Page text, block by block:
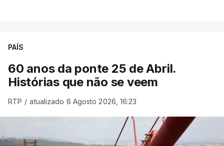
PAÍS
60 anos da ponte 25 de Abril.
Histórias que não se veem
RTP / atualizado 6 Agosto 2026, 16:23